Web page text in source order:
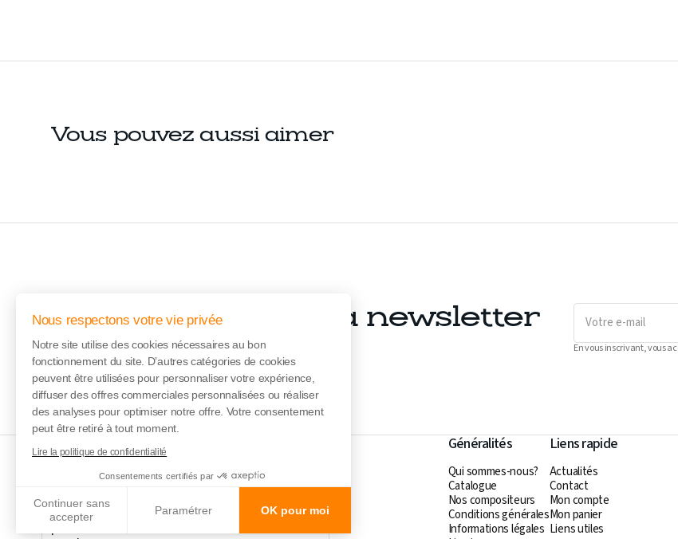
Nous respectons votre vie privée
Notre site utilise des cookies nécessaires au bon
fonctionnement du site. D’autres catégories de cookies
peuvent être utilisées pour personnaliser votre expérience,
diffuser des offres commerciales personnalisées ou réaliser
des analyses pour optimiser notre offre. Votre consentement
peut être retiré à tout moment.
Lire la politique de confidentialité
Consentements certifiés par
Continuer sans
accepter
Paramétrer OK pour moi
Vous pouvez aussi aimer
Inscription à la newsletter
Votre
mail
En vous inscrivant, vous
Vente en ligne des
partitions de notre
Généralités
Qui sommes-nous?
Catalogue
Nos compositeurs
Conditions générales
Informations légales
Liens rapide
Actualités
Contact
Mon compte
Mon panier
Liens utiles